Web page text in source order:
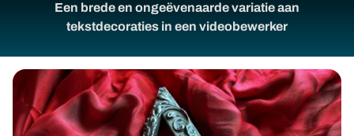
Een brede en ongeëvenaarde variatie aan
tekstdecoraties in een videobewerker